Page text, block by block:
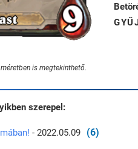
is megtekinthető.
szerepel:
- 2022.05.09 (6)